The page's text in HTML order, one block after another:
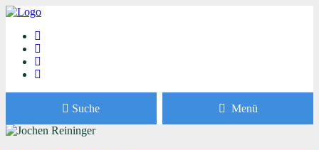
Suche Menü